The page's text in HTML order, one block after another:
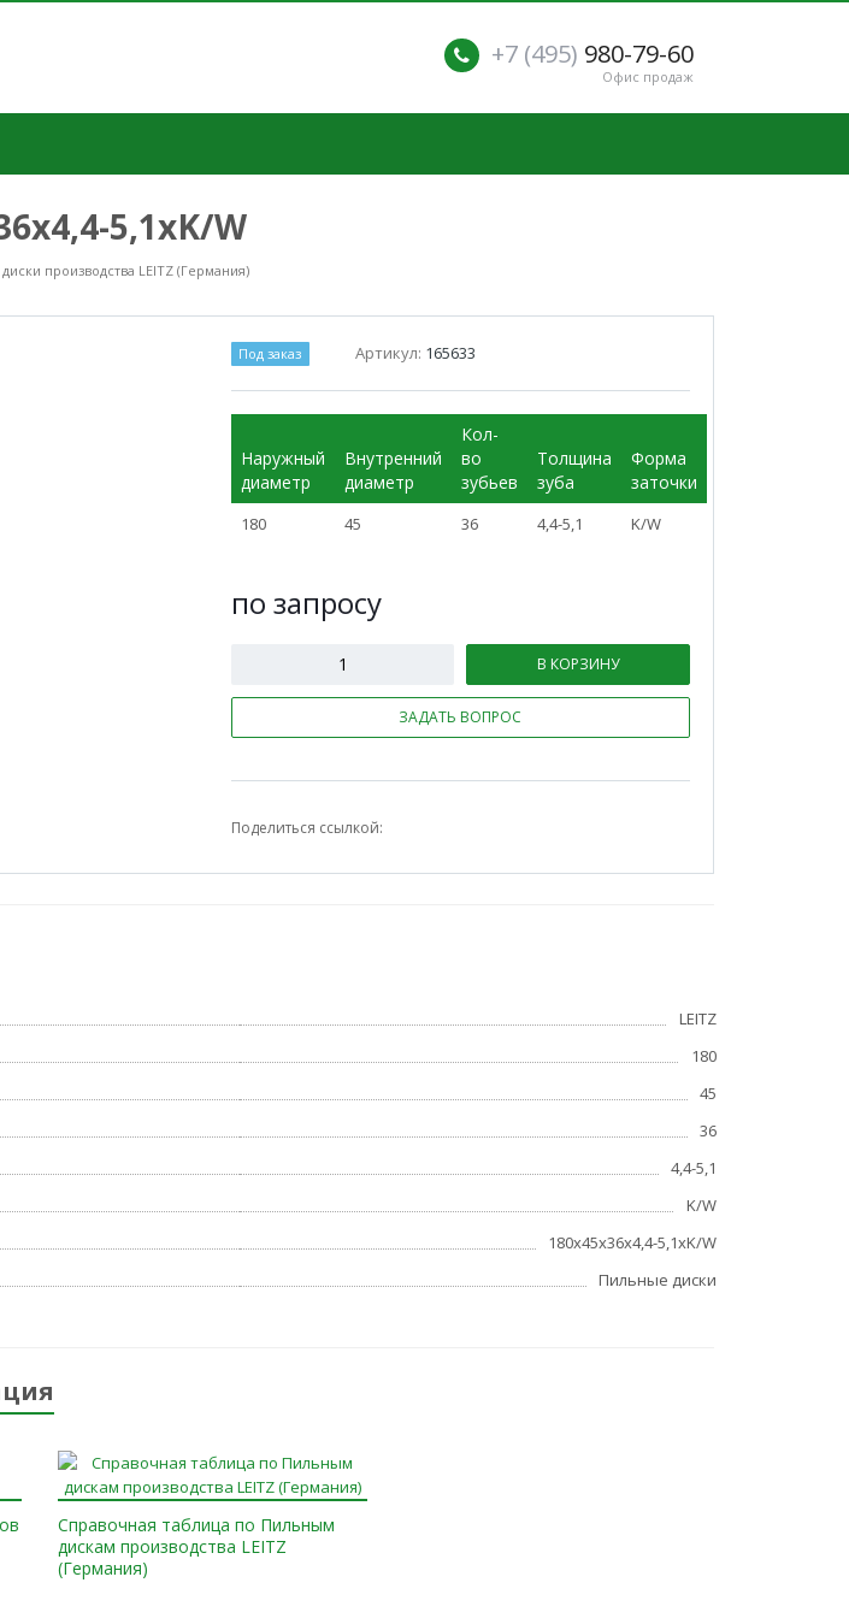
+7 (495) 980-79-60
Офис продаж
5,1xK/W
производства LEITZ (Германия)
Под заказ Артикул: 165633
Наружный
диаметр
Внутренний
диаметр
Кол-
во
зубьев
Толщина
зуба
Форма
заточки
180 45 36 4,4-5,1 K/W
по запросу
В КОРЗИНУ
ЗАДАТЬ ВОПРОС
Поделиться ссылкой:
LEITZ
180
45
36
4,4-5,1
K/W
180x45x36x4,4-5,1xK/W
Пильные диски
Справочная таблица по Пильным
дискам производства LEITZ
(Германия)